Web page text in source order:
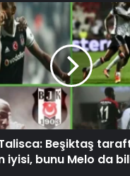
Beşiktaş
iyisi, bunu Melo da